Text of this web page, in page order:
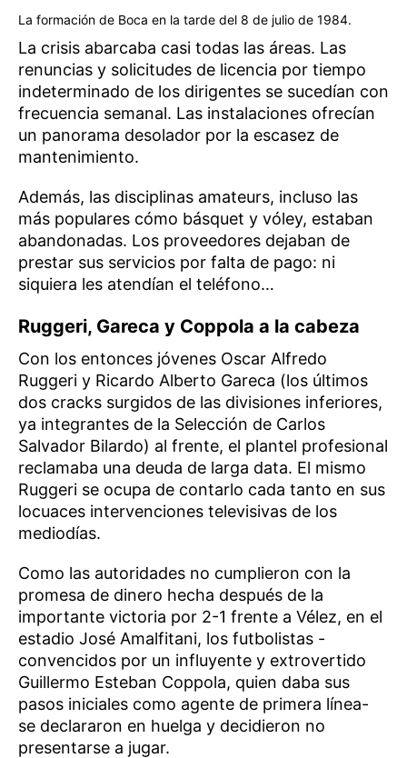
La formación de Boca en la tarde del 8 de julio de 1984.
La crisis abarcaba casi todas las áreas. Las
renuncias y solicitudes de licencia por tiempo
indeterminado de los dirigentes se sucedían con
frecuencia semanal. Las instalaciones ofrecían
un panorama desolador por la escasez de
mantenimiento.
Además, las disciplinas amateurs, incluso las
más populares cómo básquet y vóley, estaban
abandonadas. Los proveedores dejaban de
prestar sus servicios por falta de pago: ni
siquiera les atendían el teléfono…
Ruggeri, Gareca y Coppola a la cabeza
Con los entonces jóvenes Oscar Alfredo
Ruggeri y Ricardo Alberto Gareca (los últimos
dos cracks surgidos de las divisiones inferiores,
ya integrantes de la Selección de Carlos
Salvador Bilardo) al frente, el plantel profesional
reclamaba una deuda de larga data. El mismo
Ruggeri se ocupa de contarlo cada tanto en sus
locuaces intervenciones televisivas de los
mediodías.
Como las autoridades no cumplieron con la
promesa de dinero hecha después de la
importante victoria por 2-1 frente a Vélez, en el
estadio José Amalfitani, los futbolistas -
convencidos por un influyente y extrovertido
Guillermo Esteban Coppola, quien daba sus
pasos iniciales como agente de primera línea-
se declararon en huelga y decidieron no
presentarse a jugar.